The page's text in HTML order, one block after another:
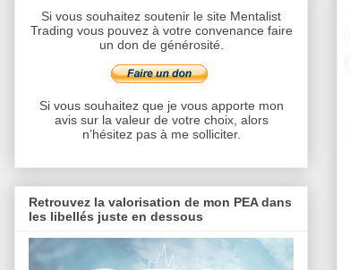
Si vous souhaitez soutenir le site Mentalist
Trading vous pouvez à votre convenance faire
un don de générosité.
Si vous souhaitez que je vous apporte mon
avis sur la valeur de votre choix, alors
n’hésitez pas à me solliciter.
Retrouvez la valorisation de mon PEA dans
les libellés juste en dessous